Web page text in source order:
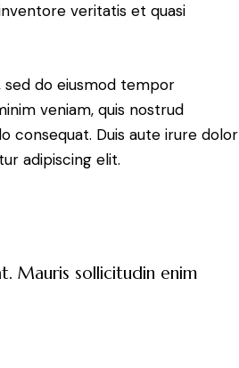
veritatis et quasi
do eiusmod tempor
veniam, quis nostrud
consequat. Duis aute irure dolor
adipiscing elit.
Mauris sollicitudin enim